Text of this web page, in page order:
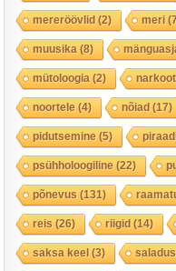
mereröövlid(2) meri
muusika (8)
mütoloogia (2)
noortele (4) nõiad(17)
pidutsemine (5)
psühholoogiline (22)
põnevus (131)
reis (26) riigid(14)
saksa keel(3)